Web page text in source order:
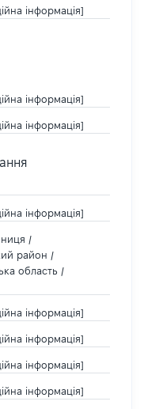
інформація]
інформація]
інформація]
інформація]
/
район /
область /
інформація]
інформація]
інформація]
інформація]